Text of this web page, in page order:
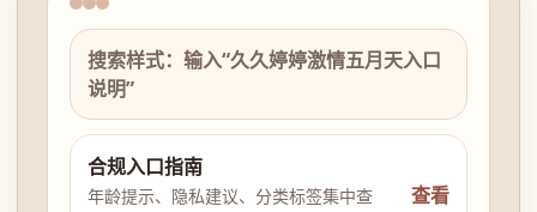
搜索样式：输入“久久婷婷激情五月天入口
说明”
合规入口指南
年龄提示、隐私建议、分类标签集中查
查看